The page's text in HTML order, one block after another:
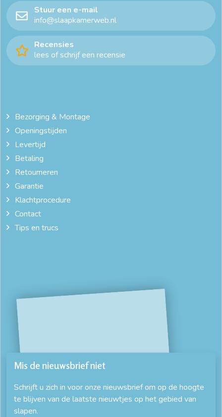
Stuur een e-mail
info@slaapkamerweb.nl
Recensies
lees of schrijf een recensie
Bezorging & Montage
Openingstijden
Levertijd
Betaling
Retourneren
Garantie
Klachtprocedure
Contact
Tips en trucs
Mis de nieuwsbrief niet
Schrijft u zich in voor onze nieuwsbrief om op de hoogte
te blijven van de laatste nieuwtjes op het gebied van
slapen.